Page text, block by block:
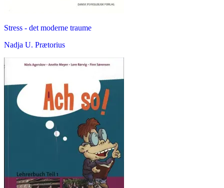
Stress - det moderne traume
Nadja U. Prætorius